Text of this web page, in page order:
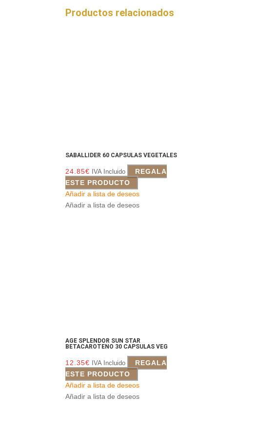
Productos relacionados
SABALLIDER 60 CAPSULAS VEGETALES
24.85€ IVA Incluido
REGALA
ESTE PRODUCTO
Añadir a lista de deseos
Añadir a lista de deseos
AGE SPLENDOR SUN STAR
BETACAROTENO 30 CAPSULAS VEG
12.35€ IVA Incluido
REGALA
ESTE PRODUCTO
Añadir a lista de deseos
Añadir a lista de deseos